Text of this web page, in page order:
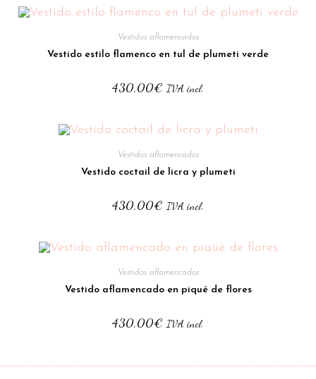
Vestidos aflamencados
Vestido estilo flamenco en tul de plumeti verde
430,00€ IVA incl.
Vestidos aflamencados
Vestido coctail de licra y plumeti
430,00€ IVA incl.
Vestidos aflamencados
Vestido aflamencado en piqué de flores
430,00€ IVA incl.